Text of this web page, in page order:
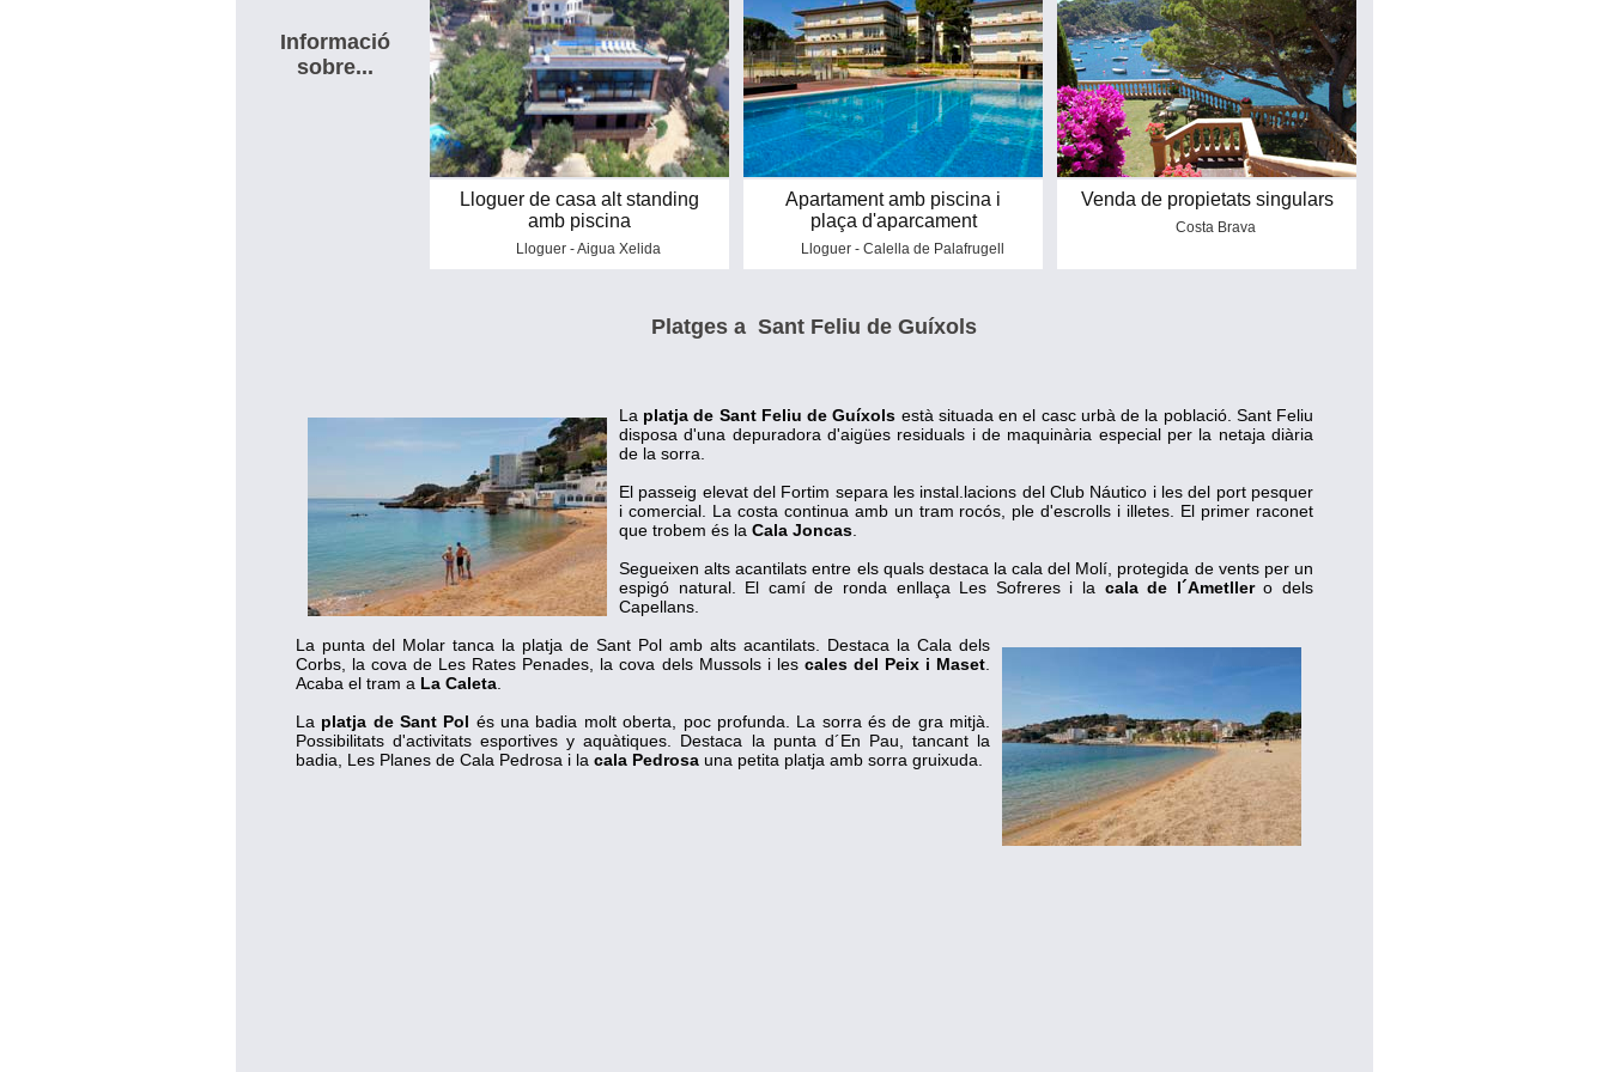
7
8 9
Informació
sobre...
Lloguer de casa alt standing
amb piscina
Lloguer - Aigua Xelida
Apartament amb piscina i
plaça d'aparcament
Lloguer - Calella de Palafrugell
Venda de propietats singulars
Costa Brava
Platges a Sant Feliu de Guíxols
La platja de Sant Feliu de Guíxols està situada en el casc urbà de la població. Sant Feliu
disposa d'una depuradora d'aigües residuals i de maquinària especial per la netaja diària
de la sorra.
El passeig elevat del Fortim separa les instal.lacions del Club Náutico i les del port pesquer
i comercial. La costa continua amb un tram rocós, ple d'escrolls i illetes. El primer raconet
que trobem és la Cala Joncas
Segueixen alts acantilats entre els quals destaca la cala del Molí, protegida de vents per un
espigó natural. El camí de ronda enllaça Les Sofreres i la cala de l´Ametllero dels
Capellans.
La punta del Molar tanca la platja de Sant Pol amb alts acantilats. Destaca la Cala dels
Corbs, la cova de Les Rates Penades, la cova dels Mussols i lescales del Peix i Maset
Acaba el tram a La Caleta
La platja de Sant Pol és una badia molt oberta, poc profunda. La sorra és de gra mitjà.
Possibilitats d'activitats esportives y aquàtiques. Destaca la punta d´En Pau, tancant la
badia, Les Planes de Cala Pedrosa i la cala Pedrosa una petita platja amb sorra gruixuda.